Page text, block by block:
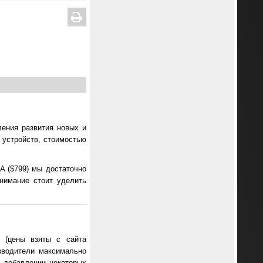
развития новых и
стоимостью
($799) мы достаточно
стоит уделить
взяты с сайта
максимально